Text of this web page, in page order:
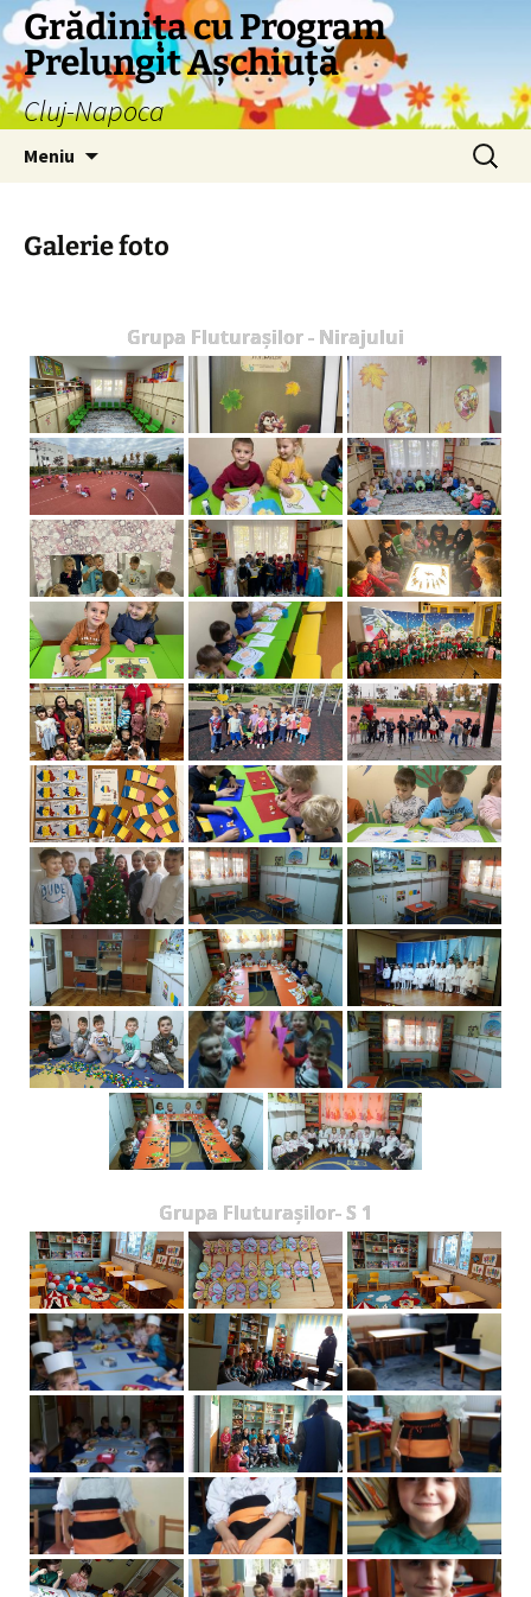
Grădinița cu Program
Prelungit Așchiuță
Cluj-Napoca
Meniu
Caută
după:
Galerie foto
Grupa Fluturașilor - Nirajului
Grupa Fluturașilor- S 1